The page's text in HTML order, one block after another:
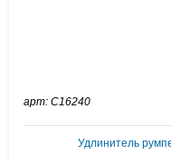
арт: C16240
Удлинитель